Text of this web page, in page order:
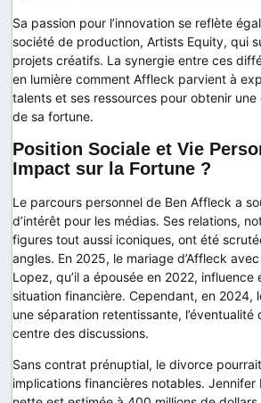
Sa passion pour l’innovation se reflète
société de production, Artists Equity, qui
projets créatifs. La synergie entre ces
en lumière comment Affleck parvient à
talents et ses ressources pour obtenir
de sa fortune.
Position Sociale et Vie
Impact sur la Fortune ?
Le parcours personnel de Ben Affleck a
d’intérêt pour les médias. Ses relations,
figures tout aussi iconiques, ont été
angles. En 2025, le mariage d’Affleck
Lopez, qu’il a épousée en 2022, influence
situation financière. Cependant, en 2024,
une séparation retentissante, l’éventualité
centre des discussions.
Sans contrat prénuptial, le divorce
implications financières notables.